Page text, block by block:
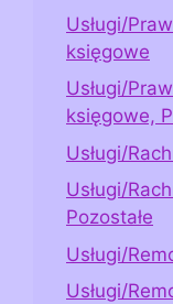
Usługi/
księgowe
Usługi/
księgowe,
Usługi/
Usługi/
Pozostałe
Usługi/
Usługi/